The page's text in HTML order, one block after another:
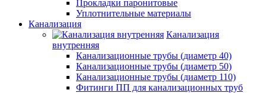
Прокладки паронитовые
Уплотнительные материалы
Канализация
Канализация
внутренняя
Канализационные трубы (диаметр 40)
Канализационные трубы (диаметр 50)
Канализационные трубы (диаметр 110)
Фитинги ПП для канализационных труб